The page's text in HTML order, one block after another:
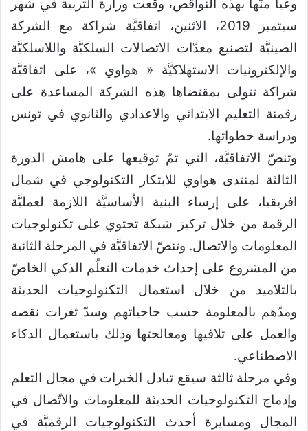
وعيا منّها بهذه النواقص، وقعت وزارة التربية في شهر
سبتمبر 2019، الاثنين، اتفاقيَّة شراكة مع الشركة
الصينيَّة لتصنيع معدّات الاتصالات السلكيَّة واللاسلكيَّة
والإلكترونيات الاستهلاكيَّة « هواوي »، على اتفاقيَّة
شراكة تتولى بمقتضاها هذه الشركة المساعدة على
رقمنة التعليم الابتدائي والاعدادي والثانوي في تونس
ودراسة خطواتها.
وتنصّ الاتفاقيَّة، التي تمّ توقيعها على هامش الدورة
الثالثة لمنتدى هواوي للابتكار التكنولوجي في شمال
افريقيا، على إرساء البنية الأساسيَّة اللازمة لعمليَّة
الرقمة من خلال تركيز شبكة تحتوي على تكنولوجيات
المعلومات والاتصال. وتنصّ الاتفاقيَّة في المرحلة الثانية
من المشروع على إحداث خدمات التعلّم الذكي الخاصّ
بالتلاميذ من خلال استعمال التكنولوجيات الحديثة
ومدّهم بالمعلومة حسب حاجياتهم وسدّ ثغرات نقصه
والعمل على تلافيها ومعالجتها وذلك باستعمال الذكاء
الاصطناعي.
وفي مرحلة ثالثة سيقع تبادل الخبرات في مجال التعلم
وإدماج التكنولوجيات الحديثة للمعلومات والاتّصال في
المجال ومسايرة أحدث التكنولوجيات الرقميَّة في